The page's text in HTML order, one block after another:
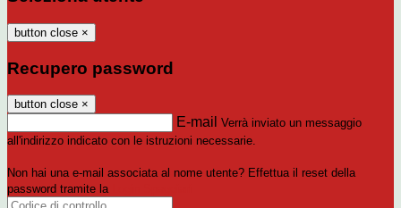
button close ×
Recupero password
button close ×
E-mail Verrà inviato un messaggio
all'indirizzo indicato con le istruzioni necessarie.
Non hai una e-mail associata al nome utente? Effettua il reset della
password tramite la